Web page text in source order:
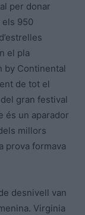
per donar
els 950
el pla
by Continental
de tot el
gran festival
és un aparador
millors
prova formava
desnivell van
Virginia